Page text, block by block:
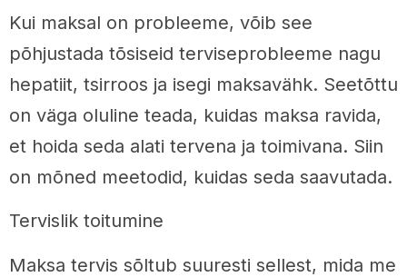
Kui maksal on probleeme, võib see
põhjustada tõsiseid terviseprobleeme nagu
hepatiit, tsirroos ja isegi maksavähk. Seetõttu
on väga oluline teada, kuidas maksa ravida,
et hoida seda alati tervena ja toimivana. Siin
on mõned meetodid, kuidas seda saavutada.
Tervislik toitumine
Maksa tervis sõltub suuresti sellest, mida me